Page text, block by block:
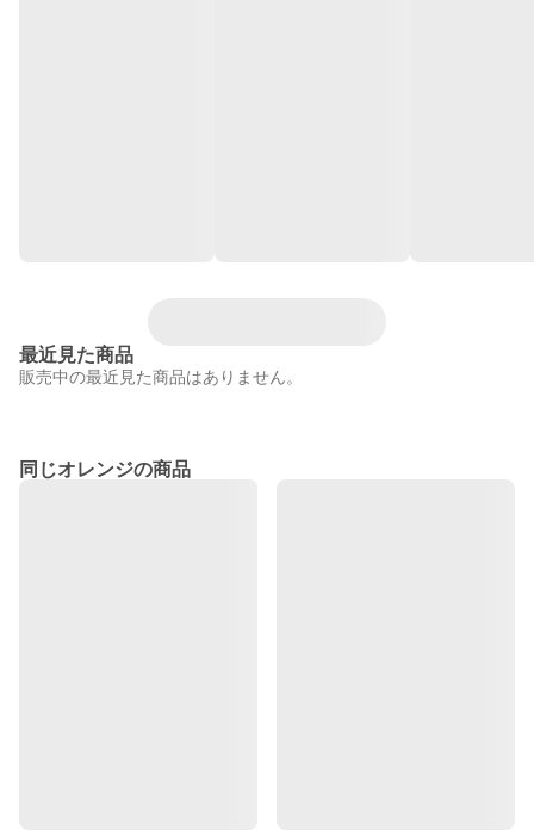
最近見た商品
販売中の最近見た商品はありません。
同じオレンジの商品